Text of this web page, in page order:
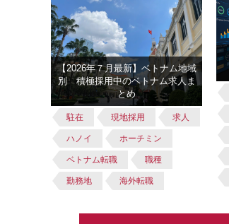
【2026年７月最新】ベトナム地域
別 積極採用中のベトナム求人ま
とめ
駐在 現地採用 求人
ハノイ ホーチミン
ベトナム転職 職種
勤務地 海外転職